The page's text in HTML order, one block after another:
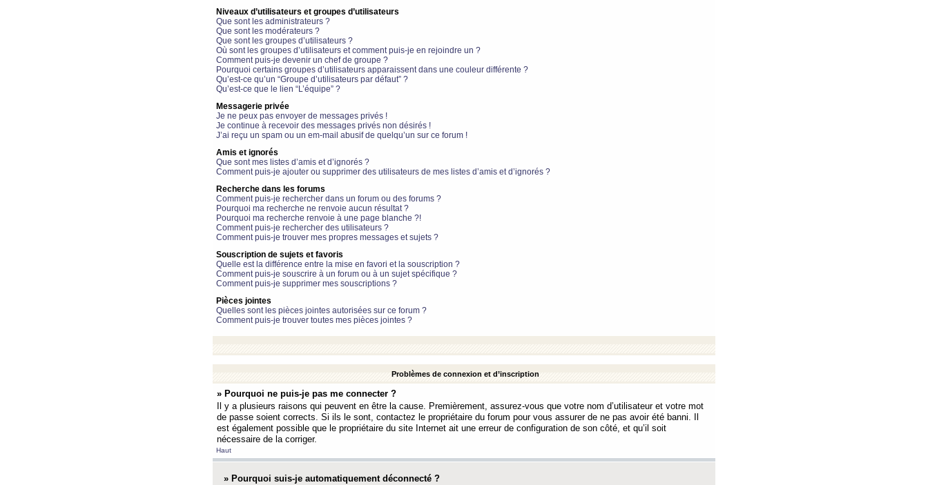
Niveaux d’utilisateurs et groupes d’utilisateurs
Que sont les administrateurs ?
Que sont les modérateurs ?
Que sont les groupes d’utilisateurs ?
Où sont les groupes d’utilisateurs et comment puis-je en rejoindre un ?
Comment puis-je devenir un chef de groupe ?
Pourquoi certains groupes d’utilisateurs apparaissent dans une couleur différente ?
Qu’est-ce qu’un “Groupe d’utilisateurs par défaut” ?
Qu’est-ce que le lien “L’équipe” ?
Messagerie privée
Je ne peux pas envoyer de messages privés !
Je continue à recevoir des messages privés non désirés !
J’ai reçu un spam ou un em-mail abusif de quelqu’un sur ce forum !
Amis et ignorés
Que sont mes listes d’amis et d’ignorés ?
Comment puis-je ajouter ou supprimer des utilisateurs de mes listes d’amis et d’ignorés ?
Recherche dans les forums
Comment puis-je rechercher dans un forum ou des forums ?
Pourquoi ma recherche ne renvoie aucun résultat ?
Pourquoi ma recherche renvoie à une page blanche ?!
Comment puis-je rechercher des utilisateurs ?
Comment puis-je trouver mes propres messages et sujets ?
Souscription de sujets et favoris
Quelle est la différence entre la mise en favori et la souscription ?
Comment puis-je souscrire à un forum ou à un sujet spécifique ?
Comment puis-je supprimer mes souscriptions ?
Pièces jointes
Quelles sont les pièces jointes autorisées sur ce forum ?
Comment puis-je trouver toutes mes pièces jointes ?
Problèmes de connexion et d’inscription
» Pourquoi ne puis-je pas me connecter ?
Il y a plusieurs raisons qui peuvent en être la cause. Premièrement, assurez-vous que votre nom d’utilisateur et votre mot
de passe soient corrects. Si ils le sont, contactez le propriétaire du forum pour vous assurer de ne pas avoir été banni. Il
est également possible que le propriétaire du site Internet ait une erreur de configuration de son côté, et qu’il soit
nécessaire de la corriger.
Haut
» Pourquoi suis-je automatiquement déconnecté ?